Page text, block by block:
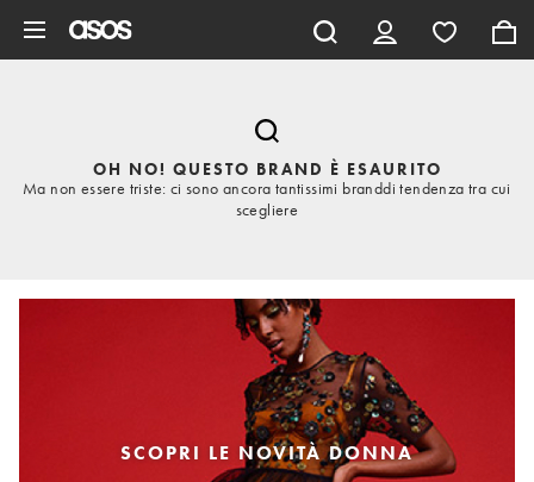
OH NO! QUESTO BRAND È ESAURITO
Ma non essere triste: ci sono ancora tantissimi branddi tendenza tra cui
scegliere
SCOPRI LE NOVITÀ DONNA